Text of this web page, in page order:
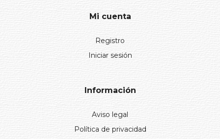
Mi cuenta
Registro
Iniciar sesión
Información
Aviso legal
Política de privacidad